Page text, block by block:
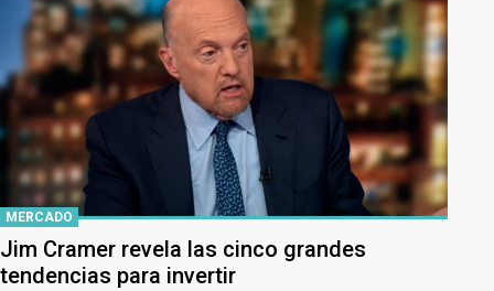
MERCADO
Jim Cramer revela las cinco grandes
tendencias para invertir